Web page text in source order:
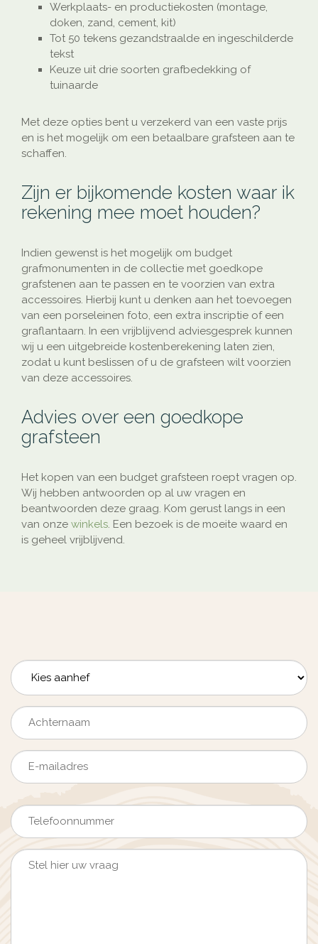
Werkplaats- en productiekosten (montage,
doken, zand, cement, kit)
Tot 50 tekens gezandstraalde en ingeschilderde
tekst
Keuze uit drie soorten grafbedekking of
tuinaarde
Met deze opties bent u verzekerd van een vaste prijs
en is het mogelijk om een betaalbare grafsteen aan te
schaffen.
Zijn er bijkomende kosten waar ik
rekening mee moet houden?
Indien gewenst is het mogelijk om budget
grafmonumenten in de collectie met goedkope
grafstenen aan te passen en te voorzien van extra
accessoires. Hierbij kunt u denken aan het toevoegen
van een porseleinen foto, een extra inscriptie of een
graflantaarn. In een vrijblijvend adviesgesprek kunnen
wij u een uitgebreide kostenberekening laten zien,
zodat u kunt beslissen of u de grafsteen wilt voorzien
van deze accessoires.
Advies over een goedkope
grafsteen
Het kopen van een budget grafsteen roept vragen op.
Wij hebben antwoorden op al uw vragen en
beantwoorden deze graag. Kom gerust langs in een
van onze winkels. Een bezoek is de moeite waard en
is geheel vrijblijvend.